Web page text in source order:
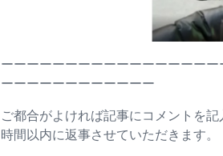
ーーーーーーーーーーーーーーーー
ーーーーーーーーーーーー
ご都合がよければ記事にコメントを
時間以内に返事させていただきます。